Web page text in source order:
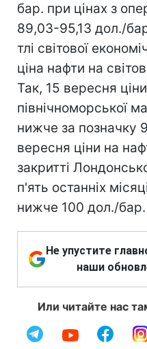
бар. при цінах з
89,03-95,13 дол./
тлі світової
ціна нафти на
Так, 15 вересня
північноморської
нижче за позначку
вересня ціни на
закритті
п'ять останніх
нижче 100 дол./бар.
Не упустите
наши
Или читайте нас